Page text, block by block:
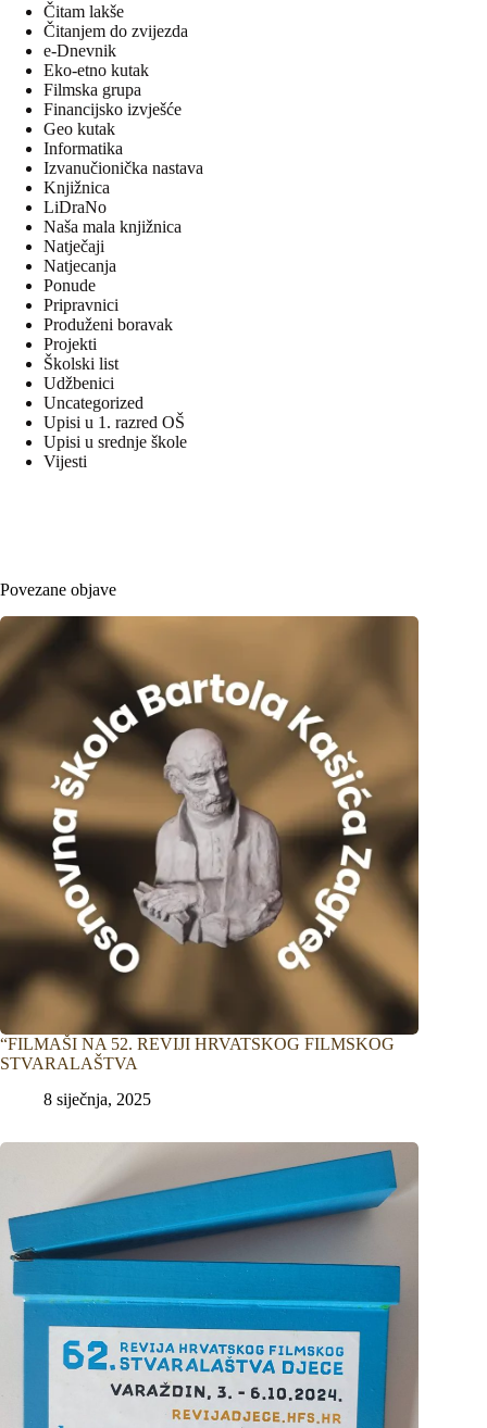
Čitam lakše
Čitanjem do zvijezda
e-Dnevnik
Eko-etno kutak
Filmska grupa
Financijsko izvješće
Geo kutak
Informatika
Izvanučionička nastava
Knjižnica
LiDraNo
Naša mala knjižnica
Natječaji
Natjecanja
Ponude
Pripravnici
Produženi boravak
Projekti
Školski list
Udžbenici
Uncategorized
Upisi u 1. razred OŠ
Upisi u srednje škole
Vijesti
Povezane objave
“FILMAŠI NA 52. REVIJI HRVATSKOG FILMSKOG
STVARALAŠTVA
8 siječnja, 2025